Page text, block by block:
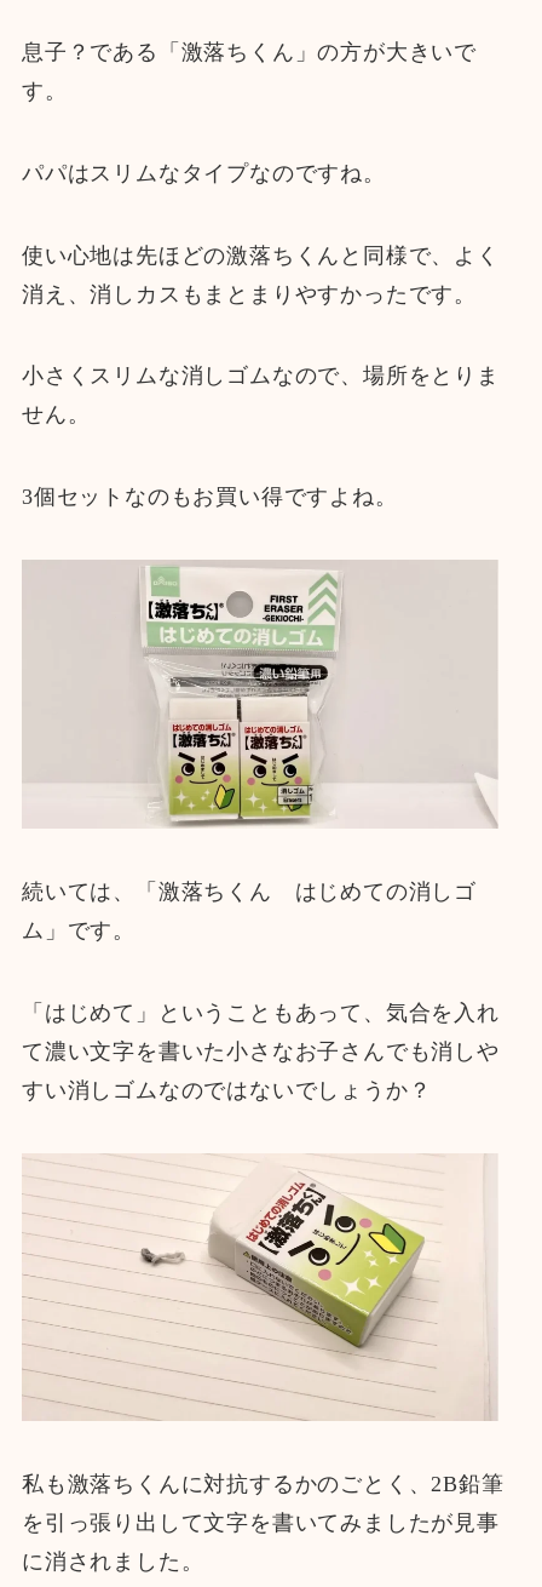
息子？である「激落ちくん」の方が大きいで
す。
パパはスリムなタイプなのですね。
使い心地は先ほどの激落ちくんと同様で、よく
消え、消しカスもまとまりやすかったです。
小さくスリムな消しゴムなので、場所をとりま
せん。
3個セットなのもお買い得ですよね。
続いては、「激落ちくん はじめての消しゴ
ム」です。
「はじめて」ということもあって、気合を入れ
て濃い文字を書いた小さなお子さんでも消しや
すい消しゴムなのではないでしょうか？
私も激落ちくんに対抗するかのごとく、2B鉛筆
を引っ張り出して文字を書いてみましたが見事
に消されました。